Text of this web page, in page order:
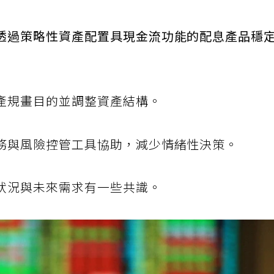
過策略性資產配置具現金流功能的配息產品穩
畫目的並調整資產結構。
風險控管工具協助，減少情緒性決策。
與未來需求有一些共識。